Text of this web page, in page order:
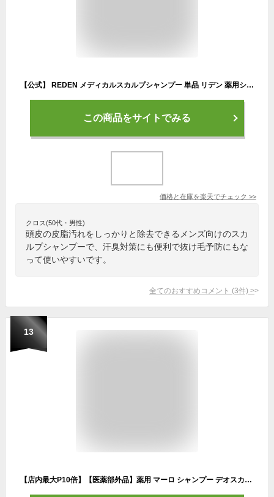
【公式】 REDEN メディカルスカルプシャンプー 単品 リデン 薬用シャンプー 医薬部外品 スカルプケア スカルプシャンプー リデンシル メンズ 男性用 シャンプー 頭皮 洗浄 ケア 汗臭対策 配合 ふけ ボリュームアップ 薄毛ケア 抜け毛予防
この商品をサイトでみる
価格と在庫を楽天でチェック >>
クロス(50代・男性)
頭皮の皮脂汚れをしっかりと除去できるメンズ向けのスカ
ルプシャンプーで、汗臭対策にも便利で抜け毛予防にもな
って使いやすいです。
全てのおすすめコメント (3件) >
13
【店内最大P10倍】【医薬部外品】薬用 マーロ シャンプー デオスカルプ 480ml | MARO まとめ買い シャンプー メンズトリートメント 詰め替え スカルプ ノンシリコン 男性 ボリュームアップ スカルプケア 頭皮 臭い さっぱり すっきり 頭皮ケア